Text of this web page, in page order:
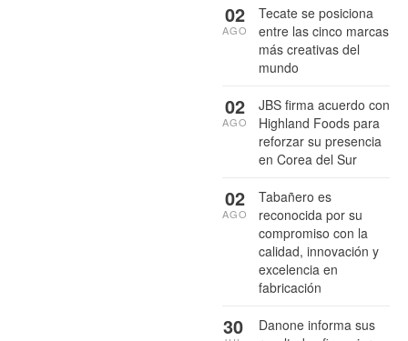
Tecate se posiciona
entre las cinco marcas
más creativas del
mundo
02
AGO
JBS firma acuerdo con
Highland Foods para
reforzar su presencia
en Corea del Sur
02
AGO
Tabañero es
reconocida por su
compromiso con la
calidad, innovación y
excelencia en
fabricación
02
AGO
Danone informa sus
30